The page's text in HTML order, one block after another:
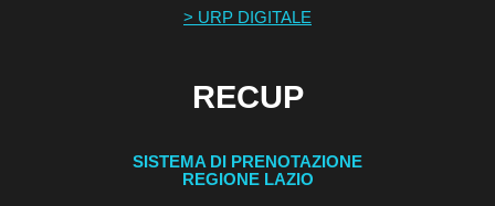
> URP DIGITALE
RECUP
SISTEMA DI PRENOTAZIONE
REGIONE LAZIO